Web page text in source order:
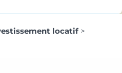
locatif >